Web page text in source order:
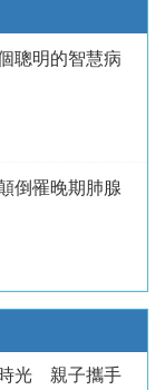
聰明的智慧病
倒罹晚期肺腺
光 親子攜手